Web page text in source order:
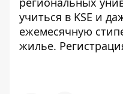
учиться в KSE и
ежемесячную
жилье.